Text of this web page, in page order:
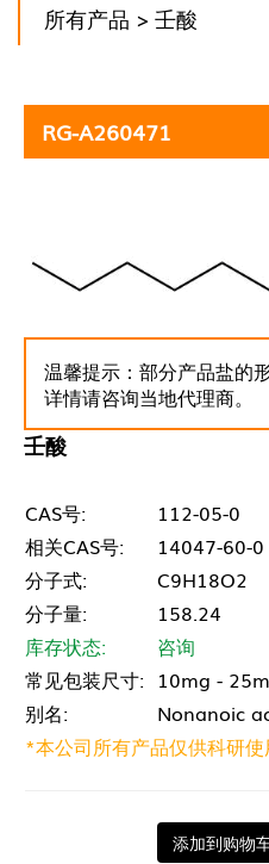
所有产品 > 壬酸
RG-A260471
温馨提示：部分产品盐的
详情请咨询当地代理商。
壬酸
CAS号:
112-05-0
相关CAS号:
14047-60-
分子式:
C9H18O2
分子量:
158.24
库存状态:
咨询
常见包装尺寸: 10mg -
别名:
Nonanoic
*本公司所有产品仅供科研使
添加到购物